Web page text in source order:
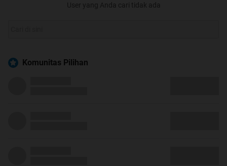
User yang Anda cari tidak ada
Komunitas Pilihan